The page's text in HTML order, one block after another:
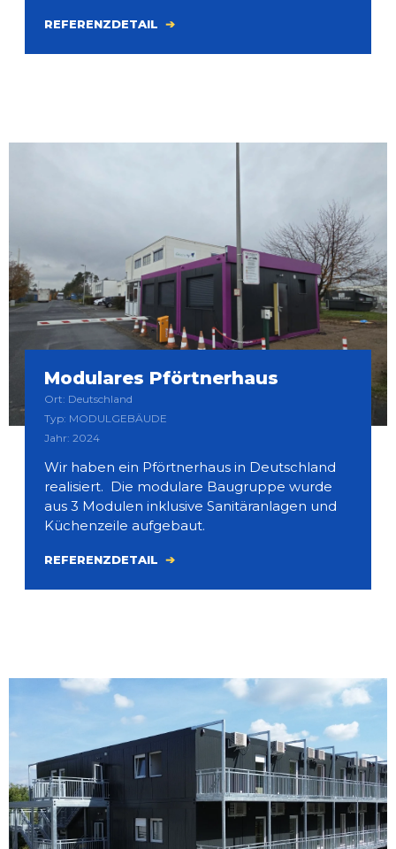
REFERENZDETAIL
Modulares Pförtnerhaus
Ort: Deutschland
Typ: MODULGEBÄUDE
Jahr: 2024
Wir haben ein Pförtnerhaus in Deutschland
realisiert. Die modulare Baugruppe wurde
aus 3 Modulen inklusive Sanitäranlagen und
Küchenzeile aufgebaut.
REFERENZDETAIL